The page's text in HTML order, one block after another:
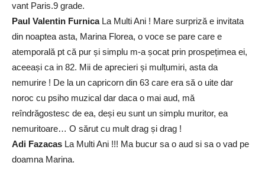
vant Paris.9 grade.
Paul Valentin FurnicaLa Multi Ani ! Mare surpriză e invitata
din noaptea asta, Marina Florea, o voce se pare care e
atemporală pt că pur și simplu m-a șocat prin prospețimea ei,
aceeași ca in 82. Mii de aprecieri și mulțumiri, asta da
nemurire ! De la un capricorn din 63 care era să o uite dar
noroc cu psiho muzical dar daca o mai aud, mă
reîndrăgostesc de ea, deși eu sunt un simplu muritor, ea
nemuritoare… O sărut cu mult drag și drag !
Adi Fazacas La Multi Ani !!! Ma bucur sa o aud si sa o vad pe
doamna Marina.